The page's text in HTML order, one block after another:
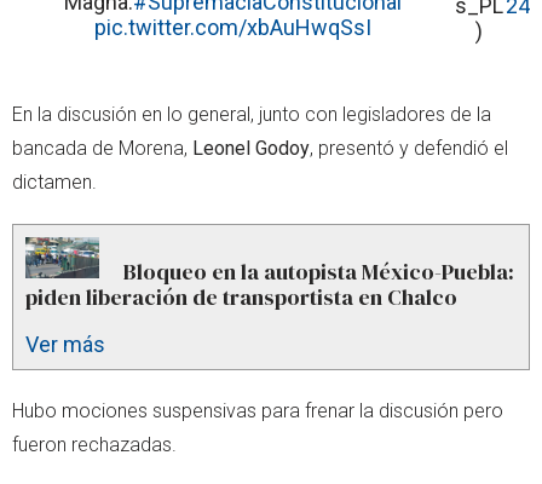
pic.twitter.com/xbAuHwqSsI
)
En la discusión en lo general, junto con legisladores de la
bancada de Morena, Leonel Godoy, presentó y defendió el
dictamen.
Bloqueo en la autopista México-Puebla:
piden liberación de transportista en Chalco
Ver más
Hubo mociones suspensivas para frenar la discusión pero
fueron rechazadas.